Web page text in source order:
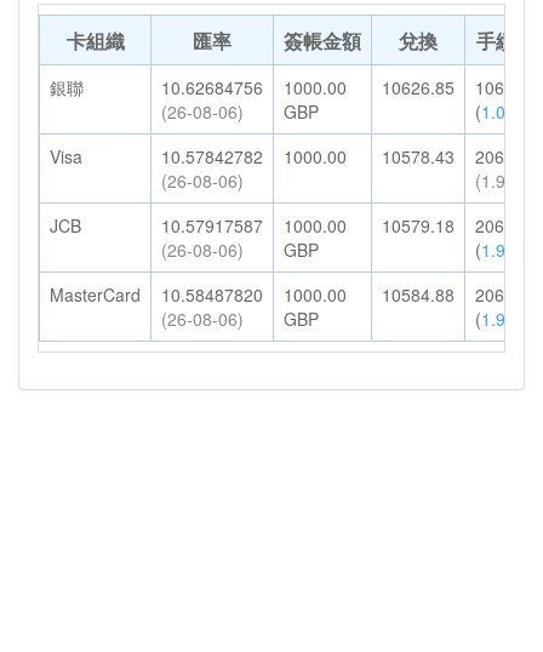
卡組織 匯率 簽帳金額 兌換 手續費
銀聯
10.62684756
(26-08-06)
1000.00
GBP
10626.85
106.27
(1.00%
Visa
10.57842782
(26-08-06)
1000.00 10578.43
206.28
(1.95%)
JCB
10.57917587
(26-08-06)
1000.00
GBP
10579.18
206.29
(1.95%
MasterCard
10.58487820
(26-08-06)
1000.00
GBP
10584.88
206.41
(1.95%